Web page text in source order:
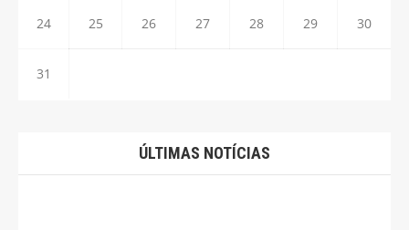
24 25 26 27 28 29 30
31
ÚLTIMAS NOTÍCIAS